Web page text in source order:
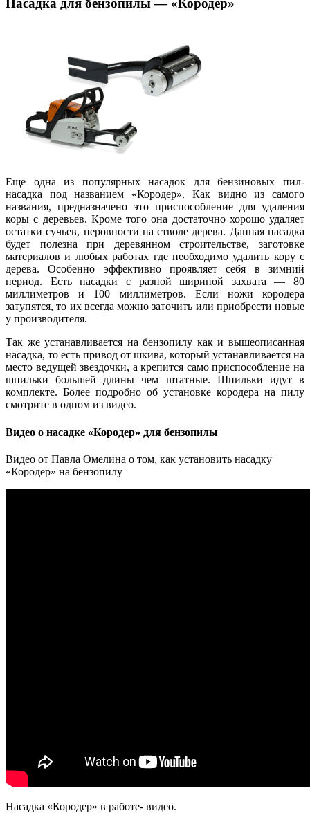
Еще одна из популярных насадок для бензиновых пил-
насадка под названием «Кородер». Как видно из самого
названия, предназначено это приспособление для удаления
коры с деревьев. Кроме того она достаточно хорошо удаляет
остатки сучьев, неровности на стволе дерева. Данная насадка
будет полезна при деревянном строительстве, заготовке
материалов и любых работах где необходимо удалить кору с
дерева. Особенно эффективно проявляет себя в зимний
период. Есть насадки с разной шириной захвата — 80
миллиметров и 100 миллиметров. Если ножи кородера
затупятся, то их всегда можно заточить или приобрести новые
у производителя.
Так же устанавливается на бензопилу как и вышеописанная
насадка, то есть привод от шкива, который устанавливается на
место ведущей звездочки, а крепится само приспособление на
шпильки большей длины чем штатные. Шпильки идут в
комплекте. Более подробно об установке кородера на пилу
смотрите в одном из видео.
Видео о насадке «Кородер» для бензопилы
Видео от Павла Омелина о том, как установить насадку
«Кородер» на бензопилу
Насадка «Кородер» в работе- видео.